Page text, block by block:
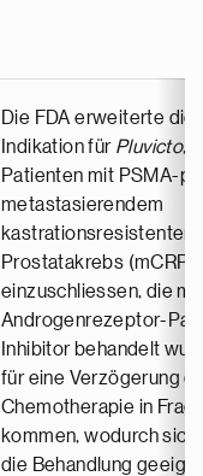
Die FDA erweiterte die
Indikation für Pluvicto,
Patienten mit PSMA-
metastasierendem
kastrationsresistentem
Prostatakrebs
einzuschliessen, die
Androgenrezeptor-
Inhibitor behandelt
für eine Verzögerung
Chemotherapie in
kommen, wodurch sich
die Behandlung